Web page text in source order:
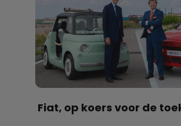
Fiat, op koers voor de
De nieuwe Fiat 600e en de
maakten hun internationale